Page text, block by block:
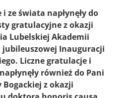
i ze świata napłynęły do
gratulacyjne z okazji
Lubelskiej Akademii
jubileuszowej Inauguracji
Liczne gratulacje i
również do Pani
Bogackiej z okazji